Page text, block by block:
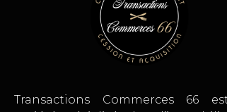
Transactions Commerces 66